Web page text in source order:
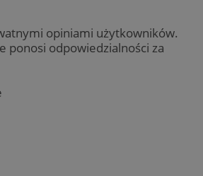
opiniami użytkowników.
ponosi odpowiedzialności za